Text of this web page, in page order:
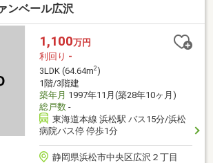
ンベール広沢
1,100万円
利回り -
3LDK (64.64m2)
1階/3階建
築年月 1997年11月(築28年10ヶ月)
総戸数-
東海道本線 浜松駅 バス15分/浜松
病院バス停 停歩1分
静岡県浜松市中央区広沢２丁目